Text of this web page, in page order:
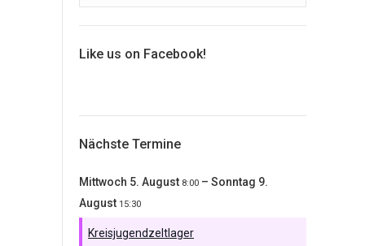
Like us on Facebook!
Nächste Termine
Mittwoch 5. August 8:00 – Sonntag 9.
August 15:30
Kreisjugendzeltlager